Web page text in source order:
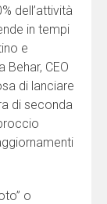
dell’attività
in tempi
e
CEO
di lanciare
di seconda
o